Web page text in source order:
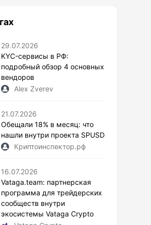
29.07.2026
KYC-сервисы в РФ:
подробный обзор 4 основных
вендоров
Alex Zverev
21.07.2026
Обещали 18% в месяц: что
нашли внутри проекта SPUSD
Криптоинспектор.рф
16.07.2026
Vataga.team: партнерская
программа для трейдерских
сообществ внутри
экосистемы Vataga Crypto